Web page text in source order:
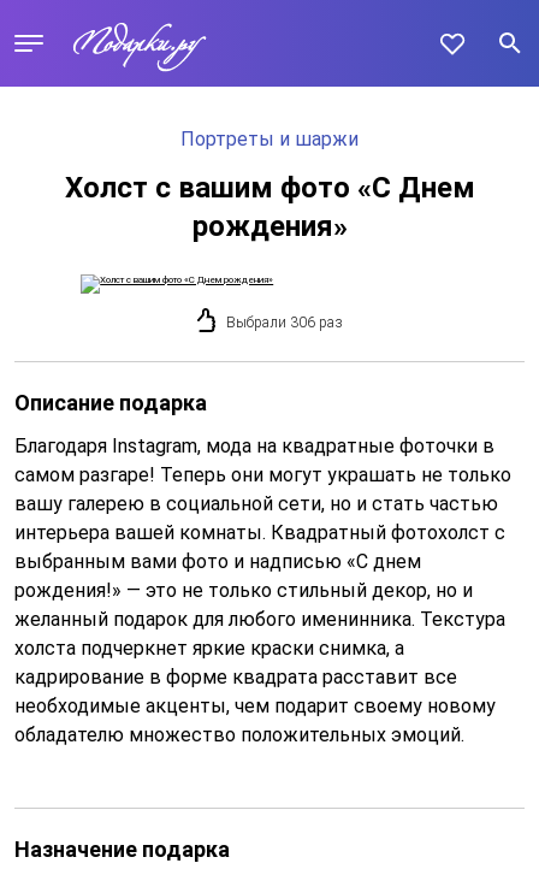
Портреты и шаржи
Холст с вашим фото «С Днем
рождения»
Выбрали 306 раз
Описание подарка
Благодаря Instagram, мода на квадратные фоточки в
самом разгаре! Теперь они могут украшать не только
вашу галерею в социальной сети, но и стать частью
интерьера вашей комнаты. Квадратный фотохолст с
выбранным вами фото и надписью «С днем
рождения!» — это не только стильный декор, но и
желанный подарок для любого именинника. Текстура
холста подчеркнет яркие краски снимка, а
кадрирование в форме квадрата расставит все
необходимые акценты, чем подарит своему новому
обладателю множество положительных эмоций.
Назначение подарка